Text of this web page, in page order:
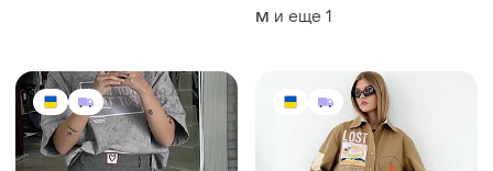
M и еще 1